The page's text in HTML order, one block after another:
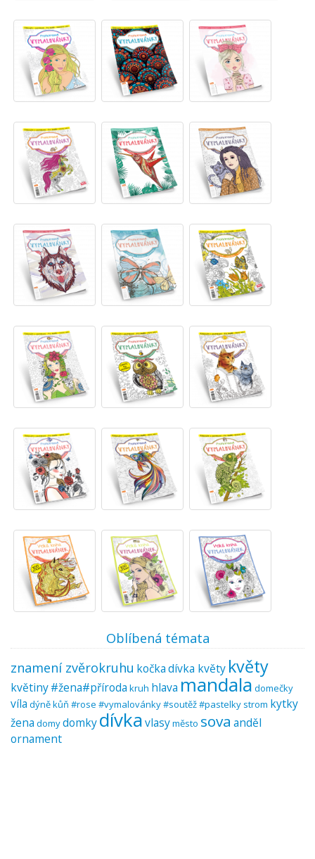
Oblíbená témata
znamení zvěrokruhu kočkadívka květy květy
květiny#žena#příroda kruh hlava mandala domečky
víla dýněkůň #rose #vymalovánky #soutěž #pastelky strom kytky
žena domydomkydívkavlasyměsto sova anděl
ornament